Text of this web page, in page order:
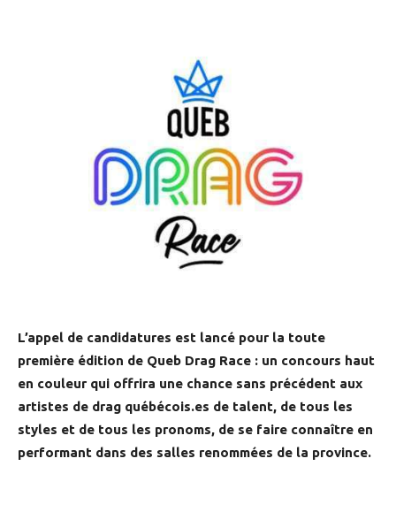
L’appel de candidatures est lancé pour la toute
première édition de Queb Drag Race : un concours haut
en couleur qui offrira une chance sans précédent aux
artistes de drag québécois.es de talent, de tous les
styles et de tous les pronoms, de se faire connaître en
performant dans des salles renommées de la province.